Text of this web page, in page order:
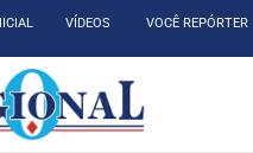
VÍDEOS VOCÊ REPÓRTER